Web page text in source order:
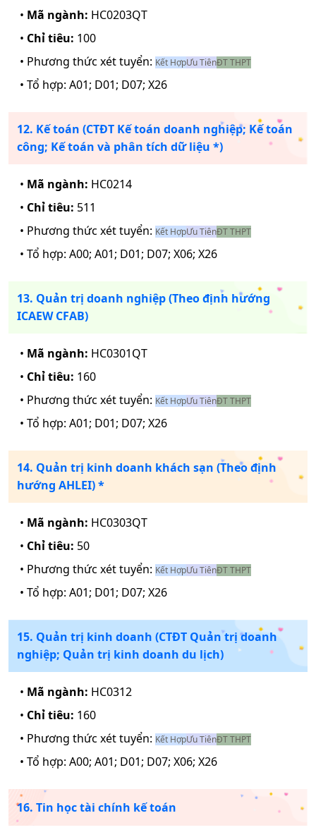
• Mã ngành: HC0203QT
• Chỉ tiêu: 100
• Phương thức xét tuyển: Kết HợpƯu TiênĐT THPT
• Tổ hợp: A01; D01; D07; X26
12. Kế toán (CTĐT Kế toán doanh nghiệp; Kế toán
công; Kế toán và phân tích dữ liệu *)
• Mã ngành: HC0214
• Chỉ tiêu: 511
• Phương thức xét tuyển: Kết HợpƯu TiênĐT THPT
• Tổ hợp: A00; A01; D01; D07; X06; X26
13. Quản trị doanh nghiệp (Theo định hướng
ICAEW CFAB)
• Mã ngành: HC0301QT
• Chỉ tiêu: 160
• Phương thức xét tuyển: Kết HợpƯu TiênĐT THPT
• Tổ hợp: A01; D01; D07; X26
14. Quản trị kinh doanh khách sạn (Theo định
hướng AHLEI) *
• Mã ngành: HC0303QT
• Chỉ tiêu: 50
• Phương thức xét tuyển: Kết HợpƯu TiênĐT THPT
• Tổ hợp: A01; D01; D07; X26
15. Quản trị kinh doanh (CTĐT Quản trị doanh
nghiệp; Quản trị kinh doanh du lịch)
• Mã ngành: HC0312
• Chỉ tiêu: 160
• Phương thức xét tuyển: Kết HợpƯu TiênĐT THPT
• Tổ hợp: A00; A01; D01; D07; X06; X26
16. Tin học tài chính kế toán